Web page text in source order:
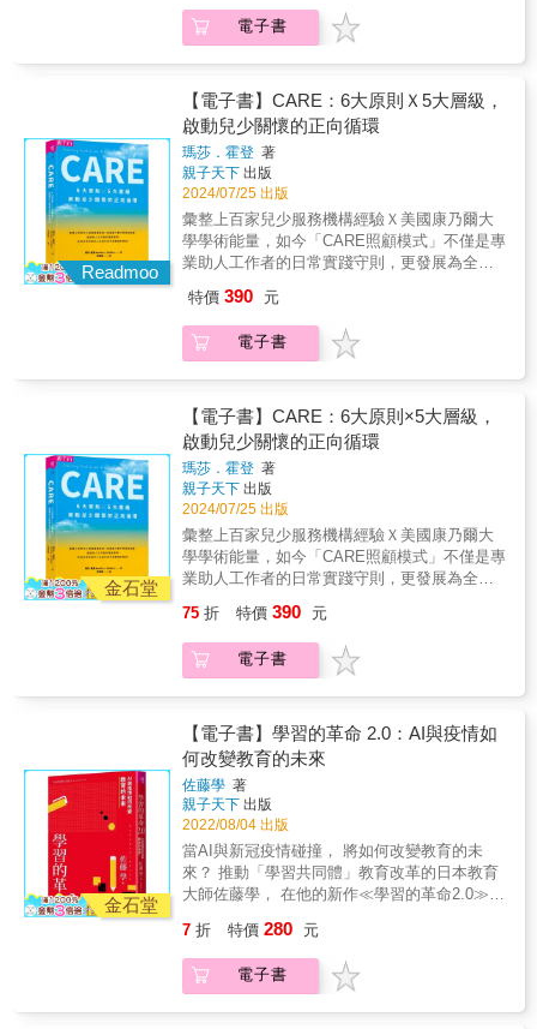
同，小學通常是一到五年級、中學是六到八年
級、高中是九到十二年級。因此本書的「學
前」是指五歲以下，「小學中低年級」是K到二
學」是六到八年級，「高中」是九到十二年
級，「大學」及「成人教育」則與臺灣相同。
這六個階段，都各有適齡的讀寫教育方案與目
標。本書以年齡段劃分為六章，逐章介紹這六
個階段的真實現場： 第一章介紹零歲到學前的
讀寫教育，說明讀寫教育應該儘早開始。雖然
親子共讀日漸普及，但幼兒閱讀力差距仍然存
在，本章展示了弭平差距的實際做法。例如，
家庭，除了指導家長理解嬰幼兒發展指標，也
請家長與孩子一起閱讀，增進親密互動。經過
評估，參加「閱讀療法」的孩子，比沒有參加
的孩子，有更好的學習力與專注力，出現分離
焦慮、過動、暴力的比例也最低。研究顯示，
閱讀是零歲開始讓大腦變聰明的最佳預防醫
學。 第二章進一步綜合相關研究，探討讀寫教
育如何改變成長中的大腦結構。專家與學校為K
到二年級這階段的學生設計讀寫系列課程，發
現經過三個月練習，孩子們不但讀寫力進步，
斷層掃描更顯示「大腦結構有明顯改變」、
「與記憶理解有關的皮質增厚」，證實讀寫教
育能改變大腦結構，讓孩子「變聰明」，學習
力因而提升。並介紹美國小學中低年級的教學
現場，如何為學生的讀寫力打下好基礎。 第三
章說明三到五年級這個階段是讀寫力的「關鍵
年」，一個在三年級仍無法自主閱讀的孩子，
將會有終身的閱讀能力缺陷。本章介紹美國小
習實例，並舉出已被證實有助提升學生讀寫力
的教學方法。還有，效果最好的教學策略是什
麼，要如何在教室中實踐？有哪些原則，是在
指導學生寫作時應該留意的？有哪些工具，是
在引導學生閱讀時可以應用的？ 第四章介紹六
到八年級的青少年，如何經由讀寫練習，學習
人際技巧、處理緊張關係。參與讀寫抗壓實驗
的國中生，由研究團隊監控他們的心搏與壓力
賀爾蒙指數，結果他們壓力降低、自信提升。
更特別的是「讀寫教育」走出校園、在課堂外
個階段教師最常用也最推崇的讀寫教學法是｢六
面向寫作教學法｣與評量標準。 第五章討介紹
如何幫助九到十二年級的生衝刺寫作力，為踏
遍不會寫作，普遍沒有閱讀習慣！然而，「閱
讀」、「寫作」這兩樣工具，是達成學業與事
無、彈性實施，年輕世代如何能擁有這兩項重
要的能力？二十一世紀需要怎樣的讀寫教育？
本書介紹美國進入二十一世紀後所推動的讀寫
教育改革措施與成效，提供他山之石作為借
鏡。內容重點如下：✦讀寫為什麼重要？✦歷年
對於讀寫教育的研究有何重要發現？✦「寫得
好」一定讀得好，但「讀得好」卻不代表寫得
好。✦美國國家寫作計畫強調的「寫作過程」
究竟是指什麼？✦一堂成功的閱讀課或寫作
課，具備哪些條件？✦讀寫如何幫助進行批判
樣的專業訓練，能幫助教師成功進行讀寫教
學？✦全校性的讀寫教育計畫，應該是什麼樣
子？✦如何合理的評鑑學生的讀寫能力？
一波讀寫教育改革浪潮。首先，上位政策體認
讀寫教育的重要並制定政策加以變革；接著，
接受傳統師資訓練的教師普遍發現自己不會教
讀寫；於是，總部設在加州大學柏克萊分校的
「美國國家寫作計畫」，扮演讀寫教學的後盾
與推手，在全美各州成立衛星站，大規模舉辦
「教師訓練教師」的培力工作坊，累積驚人成
果：中小學各科教師（不僅是語文教師，也包
在國語文領域談讀寫，已是落伍的思維。培養
論文，也為了未來能夠寫各種文體，例如日
誌、企畫、書信、簡報、文案……，應用於生
活與職場。培養學生閱讀力，是將閱讀作為學
習工具，跨領域多元閱讀、學習。跨領域的讀
寫教育已在美國中小學教室進行，這些珍貴經
驗，讓臺灣讀者有機會站在巨人的肩膀上，得
到啟發，找到方法，讓孩子擁有終身受用的讀
寫素養。(本書特色)✦這本書是國內首度實地調
查採訪美國中小學寫作教育發展歷程與現況，
提供第一手的資料與近身觀察。✦這本書每一
章所探究的主題，都有大量研究實證、操作案
例，以及來自教育現場的真實故事。◎本書改
版自《美國讀寫教育改革教我們的六件事》(重
要事件)本書曾獲《親子天下》書摘介紹，教育
電臺、臺北電台、中廣等媒體訪問，以及臺師
大邀請演講。並因首度由華人記者進行全面且
電子書
Readmoo
【電子書】CARE：6大原則Ｘ5大層級，
啟動兒少關懷的正向循環
瑪莎．霍登 著
親子天下 出版
2024/07/25 出版
彙整上百家兒少服務機構經驗Ｘ美國康乃爾大
學學術能量，如今「CARE照顧模式」不僅是專
業助人工作者的日常實踐守則，更發展為全球
者的增能寶典，6大原則Ｘ5大層級，有效支持
逆境兒少走過生命中最艱困的時刻！面對原生
家庭失能的逆境孩子，要如何創造「以生命改
造一處足以撫平傷痛，重新建立信任關係，進
而找回自身價值感的處所？一本經過上百家兒
少服務機構實踐，匯聚近二十年兒少專業照顧
工作者的智慧結晶，帶領你——掌握「關係為
本Ｘ創傷知情Ｘ發展焦點Ｘ能力中心Ｘ家庭參
與Ｘ生態導向」6大原則，含括「外部組織Ｘ領
導管理群Ｘ督導Ｘ照顧團隊Ｘ孩子＆家庭」5大
層級，兼具理論研究與關懷照顧實務，全面＆
系統性打造有助於兒少正向發展的關懷地基。
臺灣大學社會工作學系教授陳毓文讚譽：「這
們的心聲，並如何回應他們需求的策略。這些
策略不僅對於安置體系或機構的工作人員有所
助益，其實對於所有與兒少一同生活的成年人
到實務層面，都建議掌握六大原則——關係為
本：每個孩子，都值得擁有一位「毫無來由為
他們瘋狂著迷」的大人！創傷知情：改變對經
歷逆境孩子的看法，從「你有什麼問題？」轉
為「你發生什麼事？」發展焦點：聚焦並幫助
遭受逆境創傷的孩子，培養得以健康發展與成
功學習的挫折復原力。能力中心：聚焦於孩子
的優勢，將目光轉向孩子做了哪些事＆哪裡做
並強化孩子與家庭、社區與文化的認同關係是
為孩子提供如何關心自己與他人的典範。然
而，回到務實的日常陪伴照顧，從第一線照顧
陪伴者、照顧團隊，到社工督導、機構管理群
特價 390 元
電子書
金石堂
【電子書】CARE：6大原則×5大層級，
啟動兒少關懷的正向循環
瑪莎．霍登 著
親子天下 出版
2024/07/25 出版
彙整上百家兒少服務機構經驗Ｘ美國康乃爾大
學學術能量，如今「CARE照顧模式」不僅是專
業助人工作者的日常實踐守則，更發展為全球
者的增能寶典，6大原則Ｘ5大層級，有效支持
逆境兒少走過生命中最艱困的時刻！面對原生
家庭失能的逆境孩子，要如何創造「以生命改
造一處足以撫平傷痛，重新建立信任關係，進
而找回自身價值感的處所？一本經過上百家兒
少服務機構實踐，匯聚近二十年兒少專業照顧
工作者的智慧結晶，帶領你&mdash;&mdash;
掌握「關係為本Ｘ創傷知情Ｘ發展焦點Ｘ能力
中心Ｘ家庭參與Ｘ生態導向」6大原則，含括
「外部組織Ｘ領導管理群Ｘ督導Ｘ照顧團隊Ｘ
孩子＆家庭」5大層級，兼具理論研究與關懷照
顧實務，全面＆系統性打造有助於兒少正向發
展的關懷地基。臺灣大學社會工作學系教授陳
活、如何傾聽他們的心聲，並如何回應他們需
求的策略。這些策略不僅對於安置體系或機構
的工作人員有所助益，其實對於所有與兒少一
75 折 特價 390 元
電子書
金石堂
【電子書】學習的革命 2.0：AI與疫情如
何改變教育的未來
佐藤學 著
親子天下 出版
2022/08/04 出版
當AI與新冠疫情碰撞， 將如何改變教育的未
來？ 推動「學習共同體」教育改革的日本教育
大師佐藤學， 在他的新作≪學習的革命2.0≫當
最大威脅是學習損失， 這將對他們未來的生活
造成極大的風險! 「生生有平板」的數位化教育
並非根本的解方， 提供創造性、探究思考與協
7 折 特價 280 元
電子書